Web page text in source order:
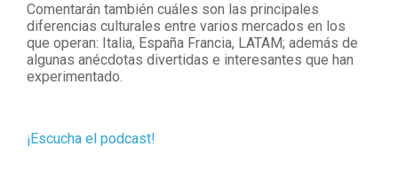
Comentarán también cuáles son las principales
diferencias culturales entre varios mercados en los
que operan: Italia, España Francia, LATAM; además de
algunas anécdotas divertidas e interesantes que han
experimentado.
¡Escucha el podcast!